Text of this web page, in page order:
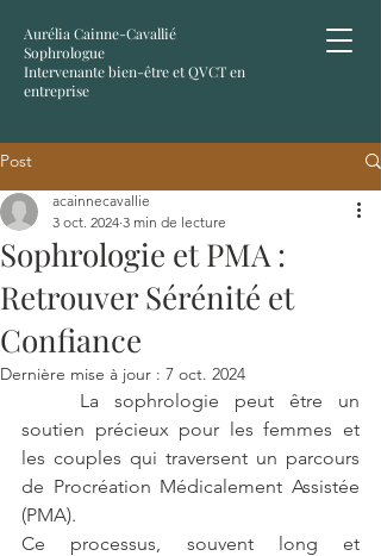
Aurélia Cainne-Cavallié
Sophrologue
Intervenante bien-être et QVCT en
entreprise
Post
Sophrologie et PMA :
Retrouver Sérénité et
Confiance
acainnecavallie
3 oct. 2024 3 min de lecture
Dernière mise à jour : 7 oct. 2024
soutien précieux pour les femmes et
les couples qui traversent un parcours
de Procréation Médicalement Assistée
(PMA).
Ce processus, souvent long et